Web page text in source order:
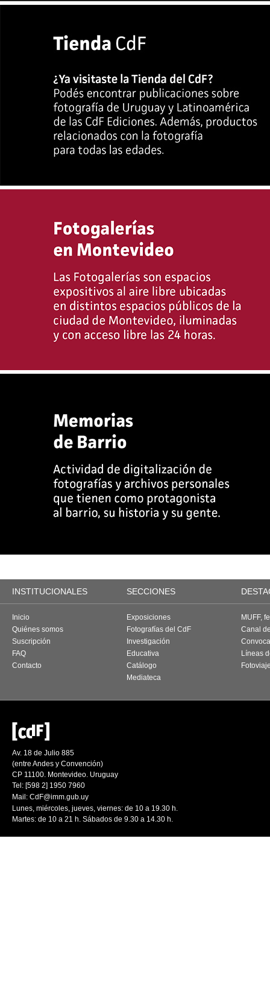
INSTITUCIONALES SECCIONES
Inicio
Quiénes somos
Suscripción
FAQ
Contacto
Exposiciones
Fotografías del CdF
Investigación
Educativa
Catálogo
Mediateca
MUFF,
Canal
Líneas
Av. 18 de Julio 885
(entre Andes y Convención)
CP 11100. Montevideo. Uruguay
Tel: [598 2] 1950 7960
Mail: CdF@imm.gub.uy
Lunes, miércoles, jueves, viernes: de 10 a 19.30 h.
Martes: de 10 a 21 h. Sábados de 9.30 a 14.30 h.